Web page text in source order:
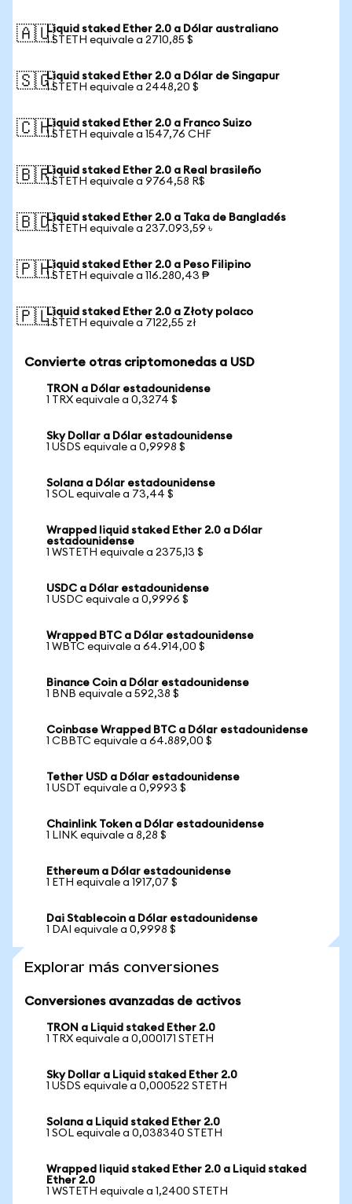
🇦🇺Liquid staked Ether 2.0 a Dólar australiano
1 STETH equivale a 2710,85 $
🇸🇬Liquid staked Ether 2.0 a Dólar de Singapur
1 STETH equivale a 2448,20 $
🇨🇭Liquid staked Ether 2.0 a Franco Suizo
1 STETH equivale a 1547,76 CHF
🇧🇷Liquid staked Ether 2.0 a Real brasileño
1 STETH equivale a 9764,58 R$
🇧🇩Liquid staked Ether 2.0 a Taka de Bangladés
1 STETH equivale a 237.093,59 ৳
🇵🇭Liquid staked Ether 2.0 a Peso Filipino
1 STETH equivale a 116.280,43 ₱
🇵🇱Liquid staked Ether 2.0 a Złoty polaco
1 STETH equivale a 7122,55 zł
Convierte otras criptomonedas a USD
TRON a Dólar estadounidense
1 TRX equivale a 0,3274 $
Sky Dollar a Dólar estadounidense
1 USDS equivale a 0,9998 $
Solana a Dólar estadounidense
1 SOL equivale a 73,44 $
Wrapped liquid staked Ether 2.0 a Dólar
estadounidense
1 WSTETH equivale a 2375,13 $
USDC a Dólar estadounidense
1 USDC equivale a 0,9996 $
Wrapped BTC a Dólar estadounidense
1 WBTC equivale a 64.914,00 $
Binance Coin a Dólar estadounidense
1 BNB equivale a 592,38 $
Coinbase Wrapped BTC a Dólar estadounidense
1 CBBTC equivale a 64.889,00 $
Tether USD a Dólar estadounidense
1 USDT equivale a 0,9993 $
Chainlink Token a Dólar estadounidense
1 LINK equivale a 8,28 $
Ethereum a Dólar estadounidense
1 ETH equivale a 1917,07 $
Dai Stablecoin a Dólar estadounidense
1 DAI equivale a 0,9998 $
Explorar más conversiones
Conversiones avanzadas de activos
TRON a Liquid staked Ether 2.0
1 TRX equivale a 0,000171 STETH
Sky Dollar a Liquid staked Ether 2.0
1 USDS equivale a 0,000522 STETH
Solana a Liquid staked Ether 2.0
1 SOL equivale a 0,038340 STETH
Wrapped liquid staked Ether 2.0 a Liquid staked
Ether 2.0
1 WSTETH equivale a 1,2400 STETH